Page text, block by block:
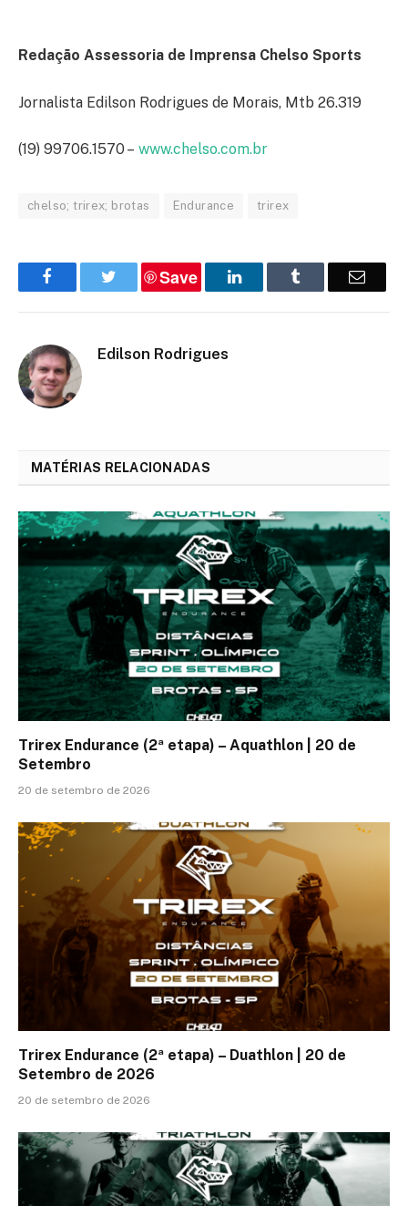
Redação Assessoria de Imprensa Chelso Sports
Jornalista Edilson Rodrigues de Morais, Mtb 26.319
(19) 99706.1570 – www.chelso.com.br
chelso; trirex; brotas Endurance trirex
FacebookTwitterSave LinkedIn Email
Edilson Rodrigues
MATÉRIAS RELACIONADAS
Trirex Endurance (2ª etapa) – Aquathlon | 20 de
Setembro
20 de setembro de 2026
Trirex Endurance (2ª etapa) – Duathlon | 20 de
Setembro de 2026
20 de setembro de 2026